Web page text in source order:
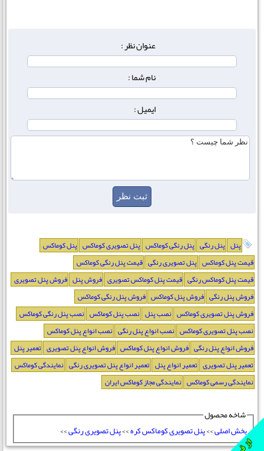
عنوان نظر :
نام شما :
ایمیل :
پنل پنل رنگی پنل رنگی کوماکس پنل تصویری کوماکس پنل کوماکس
قیمت پنل کوماکس پنل تصویری رنگی قیمت پنل رنگی کوماکس
قیمت پنل کوماکس رنگی قیمت پنل کوماکس تصویری فروش پنل فروش پنل تصویری
فروش پنل رنگی فروش پنل کوماکس فروش پنل رنگی کوماکس
فروش پنل تصویری کوماکس نصب پنل نصب پنل کوماکس نصب پنل رنگی کوماکس
نصب پنل تصویری کوماکس نصب انواع پنل رنگی نصب انواع پنل کوماکس
فروش انواع پنل رنگی فروش انواع پنل کوماکس فروش انواع پنل تصویری تعمیر پنل
تعمیر پنل تصویری تعمیر انواع پنل تعمیر انواع پنل تصویری رنگی نمایندگی کوماکس
نمایندگی رسمی کوماکس نمایندگی مجاز کوماکس ایران
شاخه محصول
بخش اصلی
پنل تصویری کوماکس کره>>پنل تصویری رنگی>>